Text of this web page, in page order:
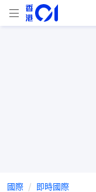
國際 即時國際